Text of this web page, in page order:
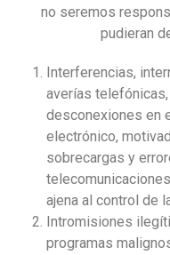
no seremos
pudieran
Interferencias,
averías
desconexiones en
electrónico,
sobrecargas y
ajena al control de
Intromisiones
programas